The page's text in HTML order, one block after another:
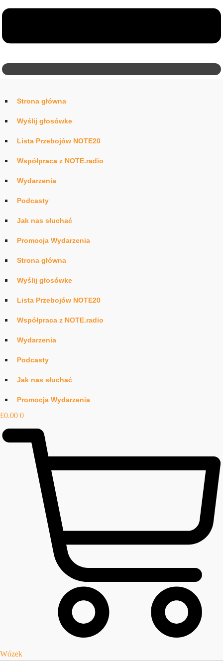
Strona główna
Wyślij głosówke
Lista Przebojów NOTE20
Współpraca z NOTE.radio
Wydarzenia
Podcasty
Jak nas słuchać
Promocja Wydarzenia
Strona główna
Wyślij głosówke
Lista Przebojów NOTE20
Współpraca z NOTE.radio
Wydarzenia
Podcasty
Jak nas słuchać
Promocja Wydarzenia
£0.00 0
Wózek